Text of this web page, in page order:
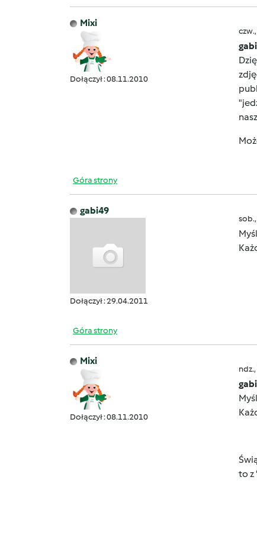
Mixi
Dołączył : 08.11.2010
Góra strony
gabi49
Dołączył : 29.04.2011
Góra strony
Mixi
Dołączył : 08.11.2010
to z